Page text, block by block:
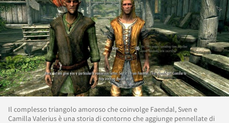
Il complesso triangolo amoroso che coinvolge Faendal, Sven e
Camilla Valerius è una storia di contorno che aggiunge pennellate di